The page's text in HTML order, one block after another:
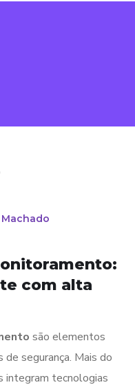
com alta
são elementos
segurança. Mais do
integram tecnologias